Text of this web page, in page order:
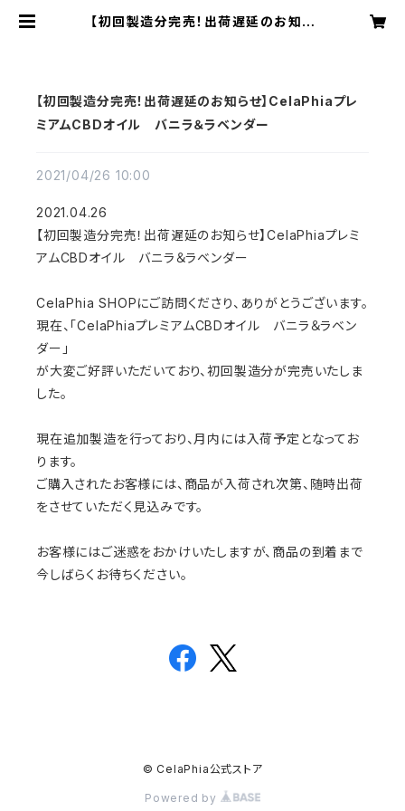
【初回製造分完売！出荷遅延のお知ら
【初回製造分完売！出荷遅延のお知らせ】CelaPhiaプレ
ミアムCBDオイル バニラ＆ラベンダー
2021/04/26 10:00
2021.04.26
【初回製造分完売！出荷遅延のお知らせ】CelaPhiaプレミ
アムCBDオイル バニラ＆ラベンダー
CelaPhia SHOPにご訪問くださり、ありがとうございます。
現在、「CelaPhiaプレミアムCBDオイル バニラ＆ラベン
ダー」
が大変ご好評いただいており、初回製造分が完売いたしま
した。
現在追加製造を行っており、月内には入荷予定となってお
ります。
ご購入されたお客様には、商品が入荷され次第、随時出荷
をさせていただく見込みです。
お客様にはご迷惑をおかけいたしますが、商品の到着まで
今しばらくお待ちください。
© CelaPhia公式ストア
Powered by